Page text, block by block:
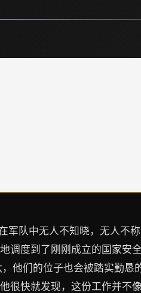
军队中无人不知晓，无人不
调度到了刚刚成立的国家安
他们的位子也会被踏实勤恳
很快就发现，这份工作并不